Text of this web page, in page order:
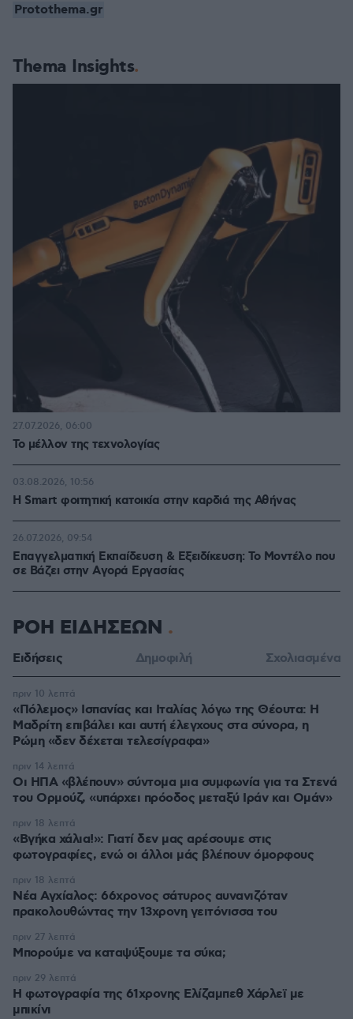
Thema Insights
Το μέλλον της τεχνολογίας
27.07.2026, 06:00
Η Smart φοιτητική κατοικία στην καρδιά της Αθήνας
03.08.2026, 10:56
Επαγγελματική Εκπαίδευση & Εξειδίκευση: Το Mοντέλο που
σε Bάζει στην Aγορά Eργασίας
26.07.2026, 09:54
Protothema.gr
ΡΟΗ ΕΙΔΗΣΕΩΝ
Ειδήσεις Δημοφιλή Σχολιασμένα
«Πόλεμος» Ισπανίας και Ιταλίας λόγω της Θέουτα: Η
Μαδρίτη επιβάλει και αυτή έλεγχους στα σύνορα, η
Ρώμη «δεν δέχεται τελεσίγραφα»
πριν 10 λεπτά
Οι ΗΠΑ «βλέπουν» σύντομα μια συμφωνία για τα Στενά
του Ορμούζ, «υπάρχει πρόοδος μεταξύ Ιράν και Ομάν»
πριν 14 λεπτά
«Βγήκα χάλια!»: Γιατί δεν μας αρέσουμε στις
φωτογραφίες, ενώ οι άλλοι μάς βλέπουν όμορφους
πριν 18 λεπτά
Νέα Αγχίαλος: 66χρονος σάτυρος αυνανιζόταν
πρακολουθώντας την 13χρονη γειτόνισσα του
πριν 18 λεπτά
Μπορούμε να καταψύξουμε τα σύκα;
πριν 27 λεπτά
Η φωτογραφία της 61χρονης Ελίζαμπεθ Χάρλεϊ με
μπικίνι
πριν 29 λεπτά